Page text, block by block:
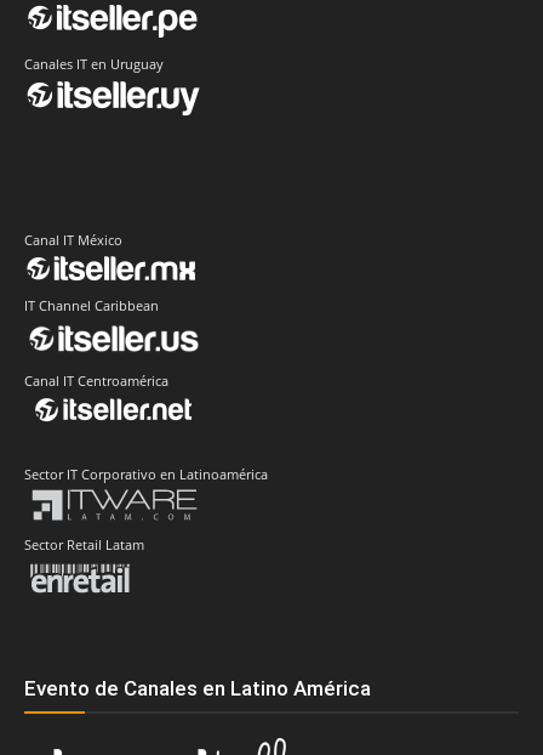
Canales IT en Uruguay
Canal IT México
IT Channel Caribbean
Canal IT Centroamérica
Sector IT Corporativo en Latinoamérica
Sector Retail Latam
Evento de Canales en Latino América